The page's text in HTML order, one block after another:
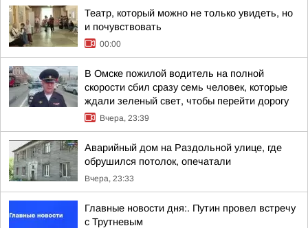
Театр, который можно не только увидеть, но
и почувствовать
00:00
В Омске пожилой водитель на полной
скорости сбил сразу семь человек, которые
ждали зеленый свет, чтобы перейти дорогу
Вчера, 23:39
Аварийный дом на Раздольной улице, где
обрушился потолок, опечатали
Вчера, 23:33
Главные новости дня:. Путин провел встречу
с Трутневым